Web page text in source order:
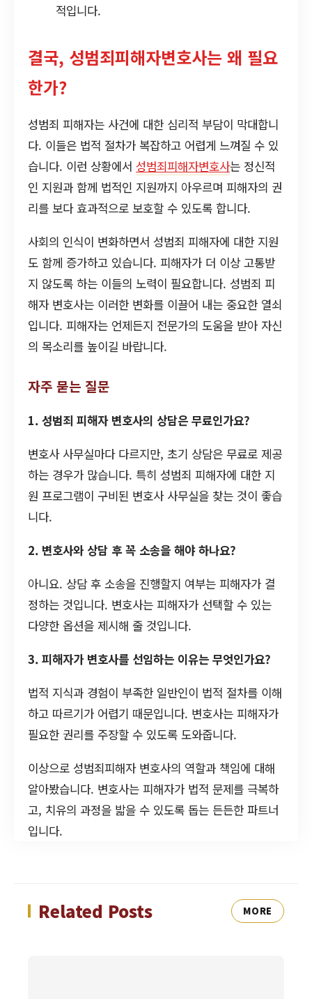
적입니다.
결국, 성범죄피해자변호사는 왜 필요
한가?
성범죄 피해자는 사건에 대한 심리적 부담이 막대합니
다. 이들은 법적 절차가 복잡하고 어렵게 느껴질 수 있
습니다. 이런 상황에서 성범죄피해자변호사는 정신적
인 지원과 함께 법적인 지원까지 아우르며 피해자의 권
리를 보다 효과적으로 보호할 수 있도록 합니다.
사회의 인식이 변화하면서 성범죄 피해자에 대한 지원
도 함께 증가하고 있습니다. 피해자가 더 이상 고통받
지 않도록 하는 이들의 노력이 필요합니다. 성범죄 피
해자 변호사는 이러한 변화를 이끌어 내는 중요한 열쇠
입니다. 피해자는 언제든지 전문가의 도움을 받아 자신
의 목소리를 높이길 바랍니다.
자주 묻는 질문
1. 성범죄 피해자 변호사의 상담은 무료인가요?
변호사 사무실마다 다르지만, 초기 상담은 무료로 제공
하는 경우가 많습니다. 특히 성범죄 피해자에 대한 지
원 프로그램이 구비된 변호사 사무실을 찾는 것이 좋습
니다.
2. 변호사와 상담 후 꼭 소송을 해야 하나요?
아니요. 상담 후 소송을 진행할지 여부는 피해자가 결
정하는 것입니다. 변호사는 피해자가 선택할 수 있는
다양한 옵션을 제시해 줄 것입니다.
3. 피해자가 변호사를 선임하는 이유는 무엇인가요?
법적 지식과 경험이 부족한 일반인이 법적 절차를 이해
하고 따르기가 어렵기 때문입니다. 변호사는 피해자가
필요한 권리를 주장할 수 있도록 도와줍니다.
이상으로 성범죄피해자 변호사의 역할과 책임에 대해
알아봤습니다. 변호사는 피해자가 법적 문제를 극복하
고, 치유의 과정을 밟을 수 있도록 돕는 든든한 파트너
입니다.
Related Posts MORE